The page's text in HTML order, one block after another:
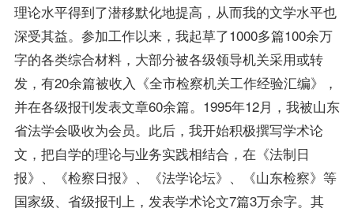
理论水平得到了潜移默化地提高，从而我的文学水平也
深受其益。参加工作以来，我起草了1000多篇100余万
字的各类综合材料，大部分被各级领导机关采用或转
发，有20余篇被收入《全市检察机关工作经验汇编》，
并在各级报刊发表文章60余篇。1995年12月，我被山东
省法学会吸收为会员。此后，我开始积极撰写学术论
文，把自学的理论与业务实践相结合，在《法制日
报》、《检察日报》、《法学论坛》、《山东检察》等
国家级、省级报刊上，发表学术论文7篇3万余字。其